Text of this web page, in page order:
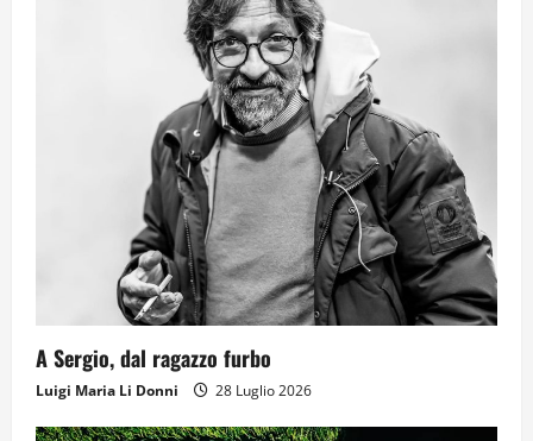
A Sergio, dal ragazzo furbo
Luigi Maria Li Donni 28 Luglio 2026